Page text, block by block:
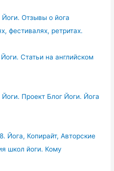
Отзывы о йога
фестивалях, ретритах.
Статьи на английском
Проект Блог Йоги. Йога
Копирайт, Авторские
школ йоги. Кому